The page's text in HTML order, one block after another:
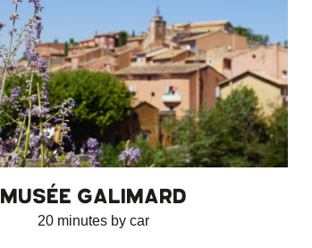
MUSÉE GALIMARD
20 minutes by car